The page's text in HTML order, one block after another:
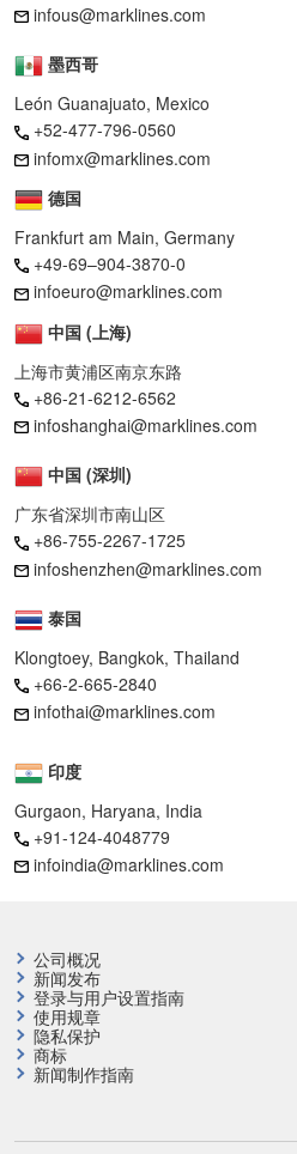
infous@marklines.com
墨西哥
León Guanajuato, Mexico
+52-477-796-0560
infomx@marklines.com
德国
Frankfurt am Main, Germany
+49-69–904-3870-0
infoeuro@marklines.com
中国 (上海)
上海市黄浦区南京东路
+86-21-6212-6562
infoshanghai@marklines.com
中国 (深圳)
广东省深圳市南山区
+86-755-2267-1725
infoshenzhen@marklines.com
泰国
Klongtoey, Bangkok, Thailand
+66-2-665-2840
infothai@marklines.com
印度
Gurgaon, Haryana, India
+91-124-4048779
infoindia@marklines.com
公司概况
新闻发布
登录与用户设置指南
使用规章
隐私保护
商标
新闻制作指南